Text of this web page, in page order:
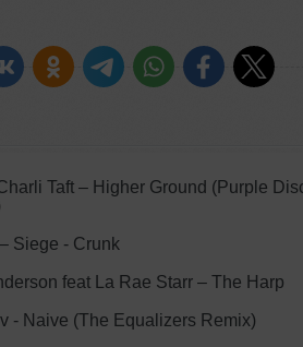
Taft – Higher Ground (Purple
Siege - Crunk
feat La Rae Starr – The Harp
- Naive (The Equalizers Remix)